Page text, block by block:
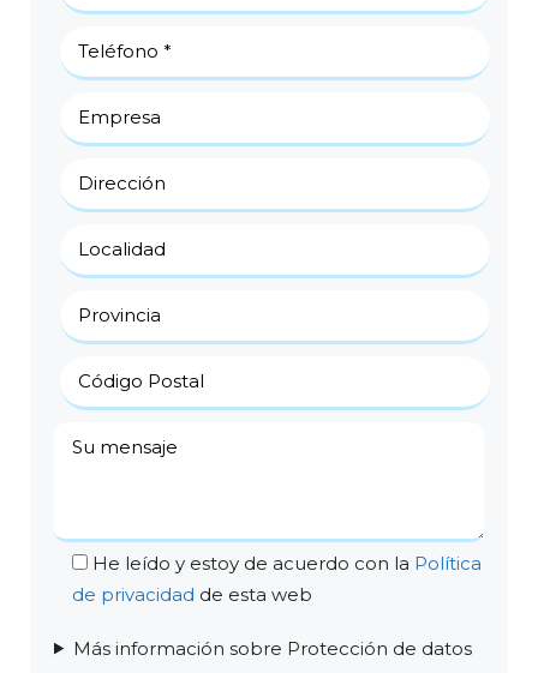
He leído y estoy de acuerdo con la Política
de privacidad de esta web
Más información sobre Protección de datos